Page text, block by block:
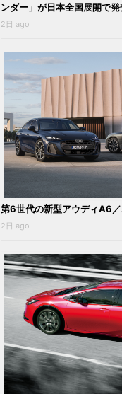
ンダー」が日本全国展開で発
2日 ago
第6世代の新型アウディA6
2日 ago